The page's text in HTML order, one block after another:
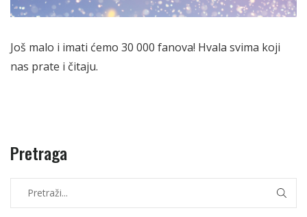
Još malo i imati ćemo 30 000 fanova! Hvala svima koji
nas prate i čitaju.
Pretraga